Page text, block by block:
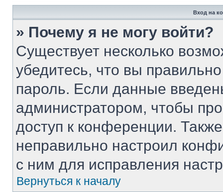
Вход на
» Почему я не могу войти?
Существует несколько
убедитесь, что вы
пароль. Если данные
администратором, чтобы
доступ к конференции.
неправильно настроил
с ним для исправления
Вернуться к началу